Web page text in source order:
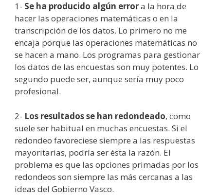
1- Se ha producido algún errora la hora de
hacer las operaciones matemáticas o en la
transcripción de los datos. Lo primero no me
encaja porque las operaciones matemáticas no
se hacen a mano. Los programas para gestionar
los datos de las encuestas son muy potentes. Lo
segundo puede ser, aunque sería muy poco
profesional.
2- Los resultados se han redondeado, como
suele ser habitual en muchas encuestas. Si el
redondeo favoreciese siempre a las respuestas
mayoritarias, podría ser ésta la razón. El
problema es que las opciones primadas por los
redondeos son siempre las más cercanas a las
ideas del Gobierno Vasco.